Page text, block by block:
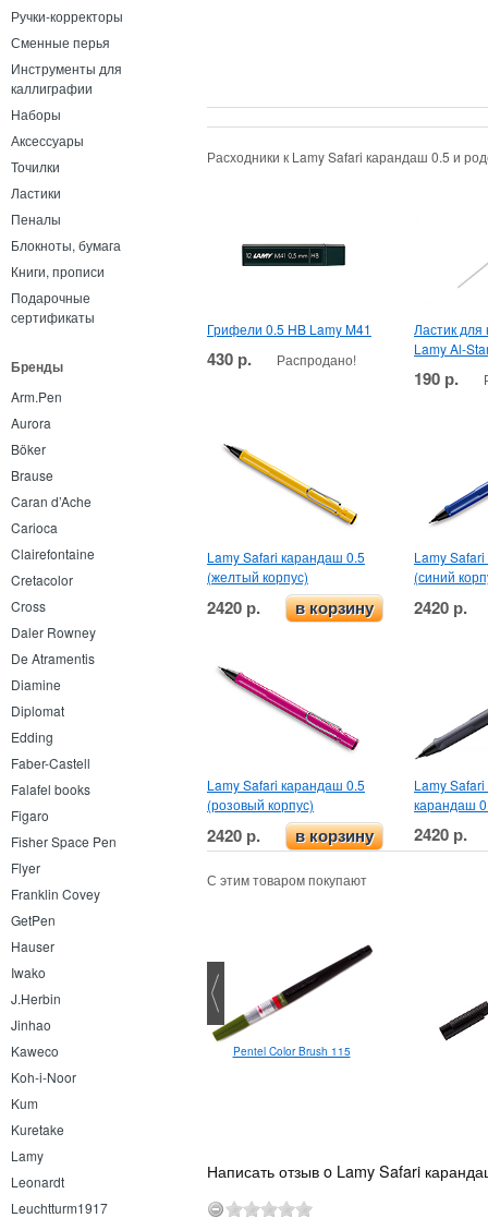
Ручки-корректоры
Сменные перья
Инструменты для
каллиграфии
Наборы
Аксессуары
Точилки
Ластики
Пеналы
Блокноты, бумага
Книги, прописи
Подарочные
сертификаты
Бренды
Arm.Pen
Aurora
Böker
Brause
Caran d’Ache
Carioca
Clairefontaine
Cretacolor
Cross
Daler Rowney
De Atramentis
Diamine
Diplomat
Edding
Faber-Castell
Falafel books
Figaro
Fisher Space Pen
Flyer
Franklin Covey
GetPen
Hauser
Iwako
J.Herbin
Jinhao
Kaweco
Koh-i-Noor
Kum
Kuretake
Lamy
Leonardt
Leuchtturm1917
Расходники к Lamy Safari карандаш 0.5 и
Грифели 0.5 HB Lamy M41
430 р. Распродано!
Ластик
Lamy Al-
190 р.
Lamy Safari карандаш 0.5
(желтый корпус)
2420 р. в корзину
Lamy
(синий
2420 р.
Lamy Safari карандаш 0.5
(розовый корпус)
2420 р. в корзину
Lamy
карандаш
2420 р.
С этим товаром покупают
Lamy 2000 EF Pentel Color Brush 115
Написать отзыв o Lamy Safari